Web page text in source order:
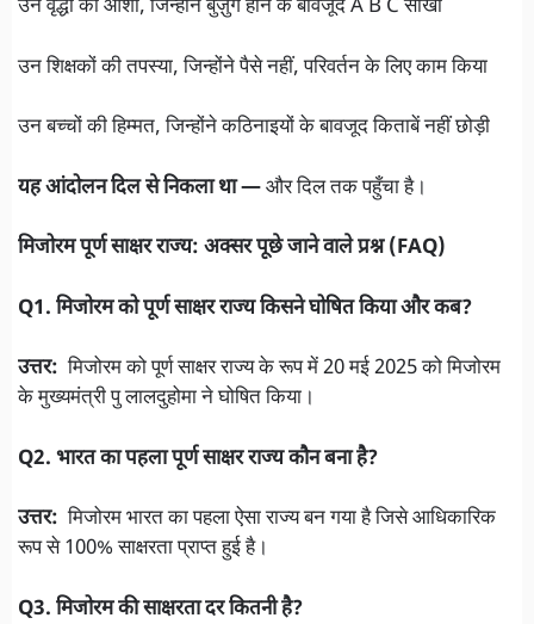
उन वृद्धों की आशा, जिन्होंने बुज़ुर्ग होने के बावजूद A B C सीखा
उन शिक्षकों की तपस्या, जिन्होंने पैसे नहीं, परिवर्तन के लिए काम किया
उन बच्चों की हिम्मत, जिन्होंने कठिनाइयों के बावजूद किताबें नहीं छोड़ी
यह आंदोलन दिल से निकला था —और दिल तक पहुँचा है।
मिजोरम पूर्ण साक्षर राज्य: अक्सर पूछे जाने वाले प्रश्न (FAQ)
Q1. मिजोरम को पूर्ण साक्षर राज्य किसने घोषित किया और कब?
उत्तर:मिजोरम को पूर्ण साक्षर राज्य के रूप में 20 मई 2025 को मिजोरम
के मुख्यमंत्री पु लालदुहोमा ने घोषित किया।
Q2. भारत का पहला पूर्ण साक्षर राज्य कौन बना है?
उत्तर:मिजोरम भारत का पहला ऐसा राज्य बन गया है जिसे आधिकारिक
रूप से 100% साक्षरता प्राप्त हुई है।
Q3. मिजोरम की साक्षरता दर कितनी है?